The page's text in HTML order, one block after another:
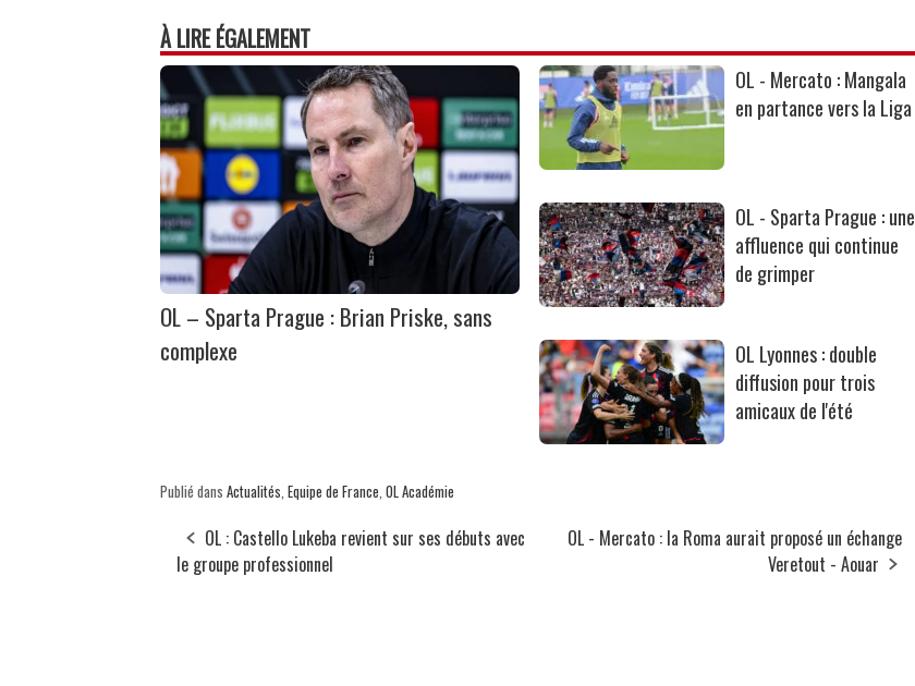
À LIRE ÉGALEMENT
OL – Sparta Prague : Brian Priske, sans
complexe
OL - Mercato : Mangala
en partance vers la Liga
OL - Sparta Prague : une
affluence qui continue
de grimper
OL Lyonnes : double
diffusion pour trois
amicaux de l'été
Publié dans Actualités, Equipe de France, OL Académie
OL : Castello Lukeba revient sur ses débuts avec
le groupe professionnel
OL - Mercato : la Roma aurait proposé un échange
Veretout - Aouar